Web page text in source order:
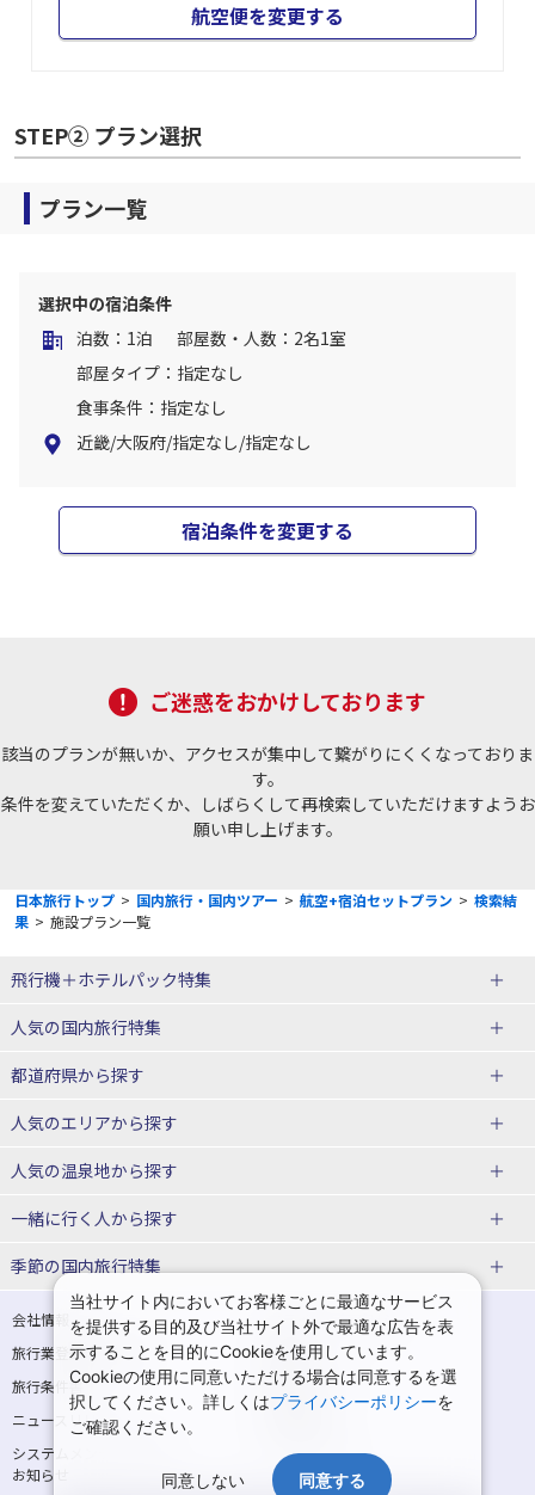
航空便を変更する
STEP② プラン選択
プラン一覧
選択中の宿泊条件
泊数：1泊
部屋数・人数：2名1室
部屋タイプ：指定なし
食事条件：指定なし
近畿/大阪府/指定なし/指定なし
宿泊条件を変更する
ご迷惑をおかけしております
該当のプランが無いか、アクセスが集中して繋がりにくくなっておりま
す。
条件を変えていただくか、しばらくして再検索していただけますようお
願い申し上げます。
日本旅行トップ > 国内旅行・国内ツアー > 航空+宿泊セットプラン > 検索結
果 > 施設プラン一覧
飛行機＋ホテルパック特集
赤い風船ダイナミックパッケージ
ＪＡＬで行く飛行機+ホテルパック
人気の国内旅行特集
東京ディズニーリゾート®への旅
ユニバーサル・スタジオ・ジャパ
都道府県から探す
北海道旅行・ツアー
東北
青森旅行・ツアー
宮城旅行・ツアー
秋田旅行・ツアー
山形旅行・ツアー
福島旅行・ツアー
関東
東京旅行・ツアー
埼玉旅行・ツアー
千葉旅行・ツアー
人気のエリアから探す
函館旅行
仙台旅行
那須旅行
日光旅行
小笠原旅行
神津島旅行
青ヶ島旅行
人気の温泉地から探す
北海道
湯の川温泉(北海道)
十勝川温泉(北海道)
阿寒湖温泉(北海道)
洞爺湖温泉(北海道)
川湯温泉(北海道)
層雲峡温泉(北海道)
知床温泉(北海道)
花巻温泉(岩手)
蔵王温泉(山形)
一緒に行く人から探す
一人旅 国内版
カップル・夫婦旅行 国内版
女子旅 国内版
卒業旅行・学生旅行 国内版
季節の国内旅行特集
桜・お花見特集
ゴールデンウィーク（GW）の国内
旅行
夏休み・お盆の国内旅行
7月の国内旅行
8月の国内旅行
10月の国内旅行
11月の国内旅行
会社情報
プライバシーポリシー
旅行業登録票・約款
規約集
旅行条件書
商標について
ニュースリリース
システムメンテナンスの
お知らせ
サイトマップ
当社サイト内においてお客様ごとに最適なサービス
を提供する目的及び当社サイト外で最適な広告を表
示することを目的にCookieを使用しています。
Cookieの使用に同意いただける場合は同意するを選
択してください。詳しくはプライバシーポリシーを
ご確認ください。
同意しない 同意する